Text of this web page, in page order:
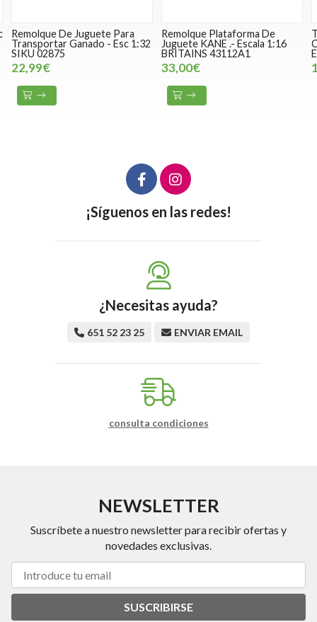
Remolque De Juguete Para
Transportar Ganado - Esc 1:32
SIKU 02875
22,99€
Remolque Plataforma De
Juguete KANE .- Escala 1:16
BRITAINS 43112A1
33,00€
¡Síguenos en las redes!
¿Necesitas ayuda?
651 52 23 25 ENVIAR EMAIL
consulta condiciones
NEWSLETTER
Suscríbete a nuestro newsletter para recibir ofertas y
novedades exclusivas.
SUSCRIBIRSE